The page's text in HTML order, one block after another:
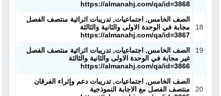
https://almanahj.com/qa/id=3868
18
الصف الخامس, اجتماعيات, تدريبات اثرائية منتصف الفصل
مجابة في الوحدة الاولى والثانية والثالثة
https://almanahj.com/qa/id=3867
19
الصف الخامس, اجتماعيات, تدريبات اثرائية منتصف الفصل
غير مجابة في الوحدة الاولى والثانية والثالثة
https://almanahj.com/qa/id=3866
20
الصف الخامس, اجتماعيات, تدريبات دعم وإثراء الفرقان
منتصف الفصل مع الاجابة النموذجية